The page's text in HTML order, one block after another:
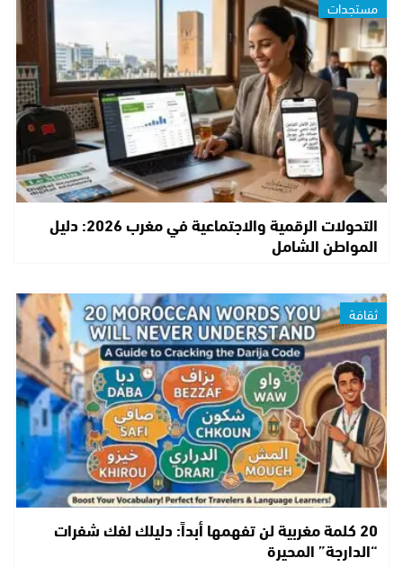
مستجدات
التحولات الرقمية والاجتماعية في مغرب 2026: دليل
المواطن الشامل
ثقافة
20 كلمة مغربية لن تفهمها أبداً: دليلك لفك شفرات
“الدارجة” المحيرة